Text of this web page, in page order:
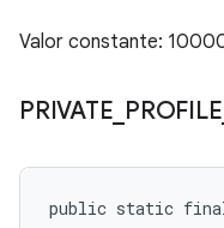
Valor constante:
PRIVATE PROFILE
public static final